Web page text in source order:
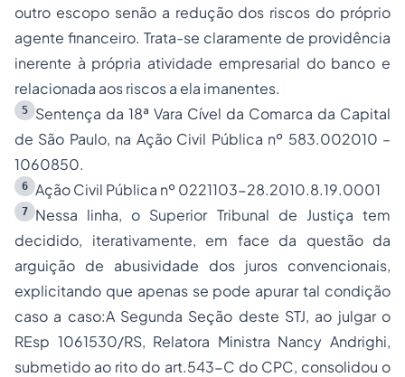
outro escopo senão a redução dos riscos do próprio
agente financeiro. Trata-se claramente de providência
inerente à própria atividade empresarial do banco e
relacionada aos riscos a ela imanentes.
5
Sentença da 18ª Vara Cível da Comarca da Capital
de São Paulo, na Ação Civil Pública nº 583.002010 –
1060850.
6 Ação Civil Pública nº 0221103-28.2010.8.19.0001
7
Nessa linha, o Superior Tribunal de Justiça tem
decidido, iterativamente, em face da questão da
arguição de abusividade dos juros convencionais,
explicitando que apenas se pode apurar tal condição
caso a caso:A Segunda Seção deste STJ, ao julgar o
REsp 1061530/RS, Relatora Ministra Nancy Andrighi,
submetido ao rito do art.543-C do CPC, consolidou o